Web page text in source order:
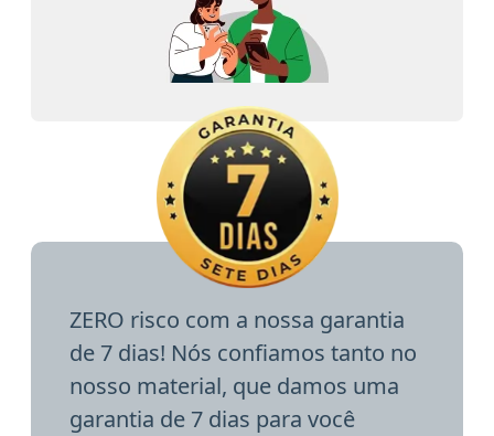
ZERO risco com a nossa garantia
de 7 dias! Nós confiamos tanto no
nosso material, que damos uma
garantia de 7 dias para você